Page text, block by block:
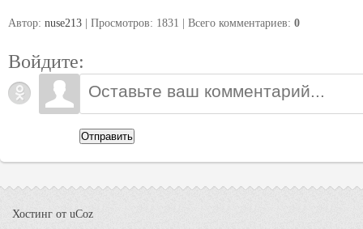
Автор: nuse213 | Просмотров: 1831 | Всего комментариев: 0
Войдите:
Отправить
Хостинг от uCoz